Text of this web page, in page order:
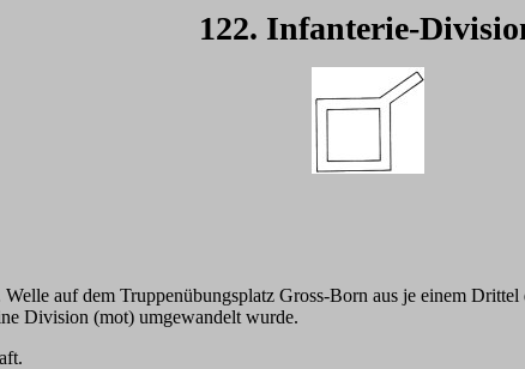
122. Infanterie-
auf dem Truppenübungsplatz Gross-Born aus je einem Drittel
Division (mot) umgewandelt wurde.